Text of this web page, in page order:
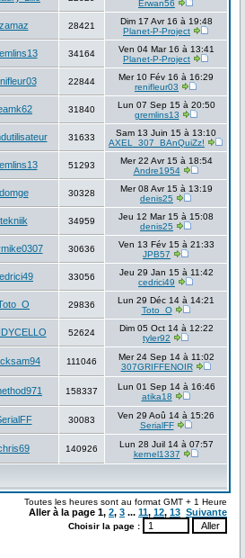
Erwan56
zamaz 28421
Dim 17 Avr 16 à 19:48
Planet-P-Project
34164
Ven 04 Mar 16 à 13:41
Planet-P-Project
22844
Mer 10 Fév 16 à 16:29
renifleur03
31840
Lun 07 Sep 15 à 20:50
gremlins13
31633
Sam 13 Juin 15 à 13:10
AXEL_307_BAnQuiZz!
51293
Mer 22 Avr 15 à 18:54
Andre1954
domge 30328
Mer 08 Avr 15 à 13:19
denis25
tekniik 34959
Jeu 12 Mar 15 à 15:08
denis25
30636
Ven 13 Fév 15 à 21:33
JPB57
33056
Jeu 29 Jan 15 à 11:42
cedrici49
29836
Lun 29 Déc 14 à 14:21
Toto_O
52624
Dim 05 Oct 14 à 12:22
tyler92
111046
Mer 24 Sep 14 à 11:02
307GRIFFENOIR
158337
Lun 01 Sep 14 à 16:46
atika18
30083
Ven 29 Aoû 14 à 15:26
SerialFF
140926
Lun 28 Juil 14 à 07:57
kernel1337
Toutes les heures sont au format GMT + 1 Heure
Aller à la page 1, 2, 3 ... 11, 12, 13 Suivante
Choisir la page :